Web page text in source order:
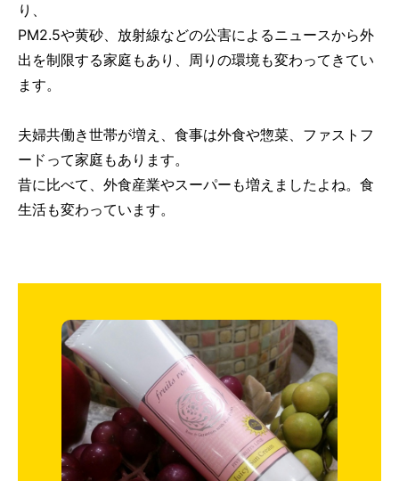
り、
PM2.5や黄砂、放射線などの公害によるニュースから外
出を制限する家庭もあり、周りの環境も変わってきてい
ます。
夫婦共働き世帯が増え、食事は外食や惣菜、ファストフ
ードって家庭もあります。
昔に比べて、外食産業やスーパーも増えましたよね。食
生活も変わっています。